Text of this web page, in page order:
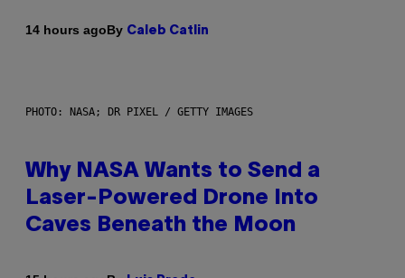
14 hours agoBy Caleb Catlin
PHOTO: NASA; DR PIXEL / GETTY IMAGES
Why NASA Wants to Send a
Laser-Powered Drone Into
Caves Beneath the Moon